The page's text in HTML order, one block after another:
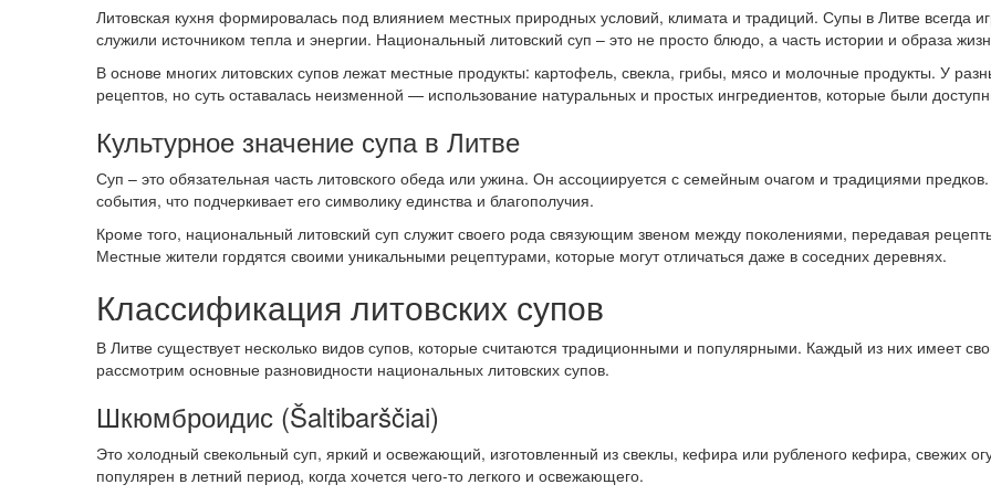
Литовская кухня формировалась под влиянием местных природных условий, климата и традиций. Супы в Литве всегда
служили источником тепла и энергии. Национальный литовский суп – это не просто блюдо, а часть истории и образа
В основе многих литовских супов лежат местные продукты: картофель, свекла, грибы, мясо и молочные продукты. У
рецептов, но суть оставалась неизменной — использование натуральных и простых ингредиентов, которые были
Культурное значение супа в Литве
Суп – это обязательная часть литовского обеда или ужина. Он ассоциируется с семейным очагом и традициями
события, что подчеркивает его символику единства и благополучия.
Кроме того, национальный литовский суп служит своего рода связующим звеном между поколениями, передавая
Местные жители гордятся своими уникальными рецептурами, которые могут отличаться даже в соседних деревнях.
Классификация литовских супов
В Литве существует несколько видов супов, которые считаются традиционными и популярными. Каждый из них имеет
рассмотрим основные разновидности национальных литовских супов.
Шкюмброидис (Šaltibarščiai)
Это холодный свекольный суп, яркий и освежающий, изготовленный из свеклы, кефира или рубленого кефира, свежих
популярен в летний период, когда хочется чего-то легкого и освежающего.